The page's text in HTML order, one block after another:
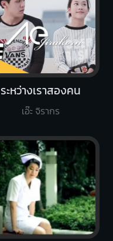
ระหว่างเราสองคน
เอ๊ะ จิรากร